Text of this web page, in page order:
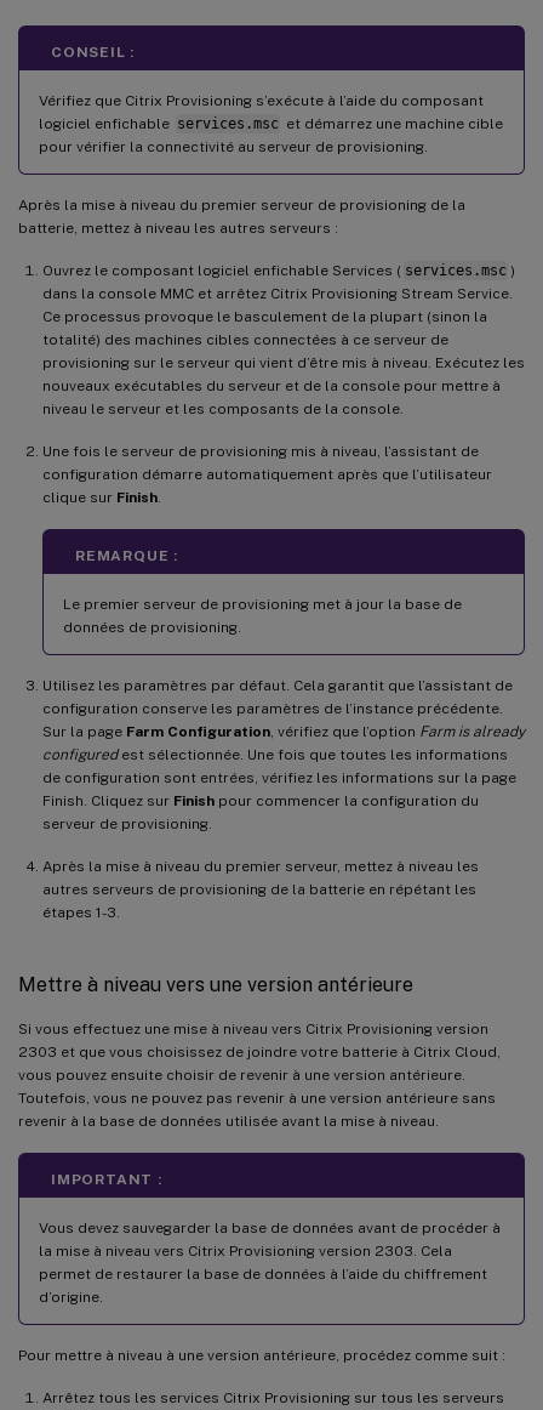
CONSEIL :
Vérifiez que Citrix Provisioning s’exécute à l’aide du composant
logiciel enfichable services.msc et démarrez une machine cible
pour vérifier la connectivité au serveur de provisioning.
Après la mise à niveau du premier serveur de provisioning de la
batterie, mettez à niveau les autres serveurs :
Ouvrez le composant logiciel enfichable Services ( services.msc )
dans la console MMC et arrêtez Citrix Provisioning Stream Service.
Ce processus provoque le basculement de la plupart (sinon la
totalité) des machines cibles connectées à ce serveur de
provisioning sur le serveur qui vient d’être mis à niveau. Exécutez les
nouveaux exécutables du serveur et de la console pour mettre à
niveau le serveur et les composants de la console.
Une fois le serveur de provisioning mis à niveau, l’assistant de
configuration démarre automatiquement après que l’utilisateur
clique sur Finish
REMARQUE :
Le premier serveur de provisioning met à jour la base de
données de provisioning.
Utilisez les paramètres par défaut. Cela garantit que l’assistant de
configuration conserve les paramètres de l’instance précédente.
Sur la page Farm Configuration , vérifiez que l’option Farm is already
configuredest sélectionnée. Une fois que toutes les informations
de configuration sont entrées, vérifiez les informations sur la page
Finish. Cliquez sur Finish pour commencer la configuration du
serveur de provisioning.
Après la mise à niveau du premier serveur, mettez à niveau les
autres serveurs de provisioning de la batterie en répétant les
étapes 1-3.
Mettre à niveau vers une version antérieure
Si vous effectuez une mise à niveau vers Citrix Provisioning version
2303 et que vous choisissez de joindre votre batterie à Citrix Cloud,
vous pouvez ensuite choisir de revenir à une version antérieure.
Toutefois, vous ne pouvez pas revenir à une version antérieure sans
revenir à la base de données utilisée avant la mise à niveau.
IMPORTANT :
Vous devez sauvegarder la base de données avant de procéder à
la mise à niveau vers Citrix Provisioning version 2303. Cela
permet de restaurer la base de données à l’aide du chiffrement
d’origine.
Pour mettre à niveau à une version antérieure, procédez comme suit :
Arrêtez tous les services Citrix Provisioning sur tous les serveurs